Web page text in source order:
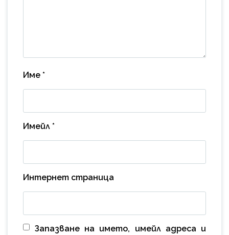
Име *
Имейл *
Интернет страница
Запазване на името, имейл адреса и